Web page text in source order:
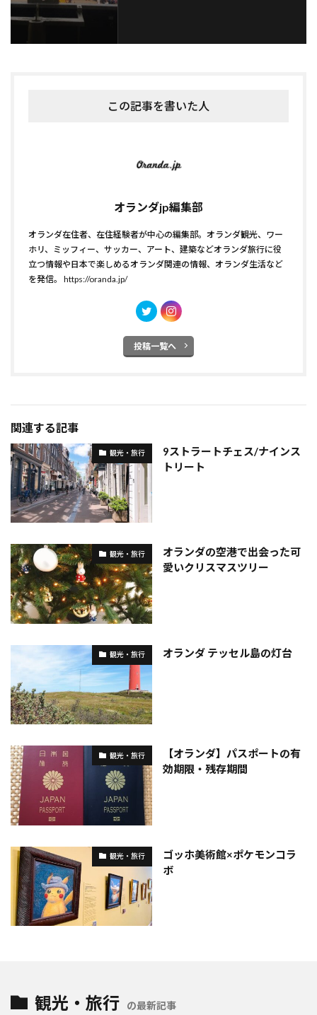
この記事を書いた人
オランダjp編集部
オランダ在住者、在住経験者が中心の編集部。オランダ観光、ワー
ホリ、ミッフィー、サッカー、アート、建築などオランダ旅行に役
立つ情報や日本で楽しめるオランダ関連の情報、オランダ生活など
を発信。 https://oranda.jp/
投稿一覧へ
関連する記事
観光・旅行
9ストラートチェス/ナインス
トリート
観光・旅行
オランダの空港で出会った可
愛いクリスマスツリー
観光・旅行 オランダ テッセル島の灯台
観光・旅行
【オランダ】パスポートの有
効期限・残存期間
観光・旅行
ゴッホ美術館×ポケモンコラ
ボ
観光・旅行 の最新記事